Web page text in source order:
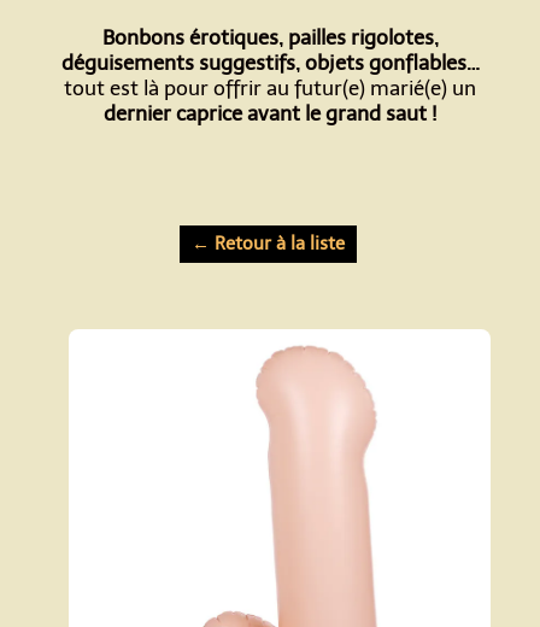
Bonbons érotiques, pailles rigolotes,
déguisements suggestifs, objets gonflables…
tout est là pour offrir au futur(e) marié(e) un
dernier caprice avant le grand saut !
← Retour à la liste